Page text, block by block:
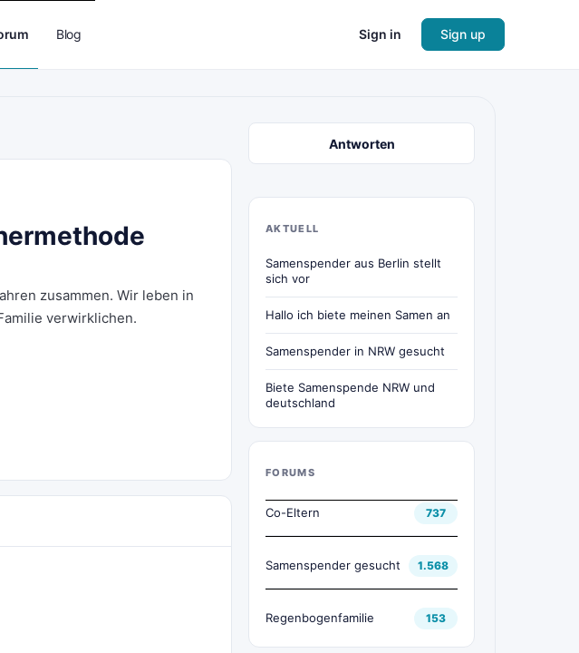
Blog Sign in Sign up
zusammen. Wir leben in
verwirklichen.
Antworten
AKTUELL
Samenspender aus Berlin stellt
sich vor
Hallo ich biete meinen Samen an
Samenspender in NRW gesucht
Biete Samenspende NRW und
deutschland
FORUMS
Co-Eltern 737
Samenspender gesucht 1.568
Regenbogenfamilie 153